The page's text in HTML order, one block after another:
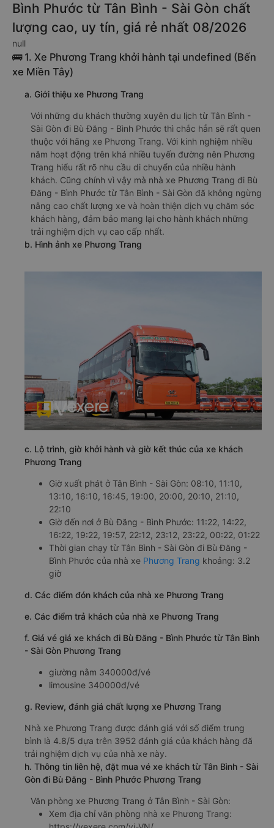
Bình Phước từ Tân Bình - Sài Gòn chất
lượng cao, uy tín, giá rẻ nhất 08/2026
null
🚌 1. Xe Phương Trang khởi hành tại undefined (Bến
xe Miền Tây)
a. Giới thiệu xe Phương Trang
Với những du khách thường xuyên du lịch từ Tân Bình -
Sài Gòn đi Bù Đăng - Bình Phước thì chắc hẳn sẽ rất quen
thuộc với hãng xe Phương Trang. Với kinh nghiệm nhiều
năm hoạt động trên khá nhiều tuyến đường nên Phương
Trang hiểu rất rõ nhu cầu di chuyển của nhiều hành
khách. Cũng chính vì vậy mà nhà xe Phương Trang đi Bù
Đăng - Bình Phước từ Tân Bình - Sài Gòn đã không ngừng
nâng cao chất lượng xe và hoàn thiện dịch vụ chăm sóc
khách hàng, đảm bảo mang lại cho hành khách những
trải nghiệm dịch vụ cao cấp nhất.
b. Hình ảnh xe Phương Trang
c. Lộ trình, giờ khởi hành và giờ kết thúc của xe khách
Phương Trang
Giờ xuất phát ở Tân Bình - Sài Gòn: 08:10, 11:10,
13:10, 16:10, 16:45, 19:00, 20:00, 20:10, 21:10,
22:10
Giờ đến nơi ở Bù Đăng - Bình Phước: 11:22, 14:22,
16:22, 19:22, 19:57, 22:12, 23:12, 23:22, 00:22, 01:22
Thời gian chạy từ Tân Bình - Sài Gòn đi Bù Đăng -
Bình Phước của nhà xe Phương Trang khoảng: 3.2
giờ
d. Các điểm đón khách của nhà xe Phương Trang
e. Các điểm trả khách của nhà xe Phương Trang
f. Giá vé giá xe khách đi Bù Đăng - Bình Phước từ Tân Bình
- Sài Gòn Phương Trang
giường nằm 340000đ/vé
limousine 340000đ/vé
g. Review, đánh giá chất lượng xe Phương Trang
Nhà xe Phương Trang được đánh giá với số điểm trung
bình là 4.8/5 dựa trên 3952 đánh giá của khách hàng đã
trải nghiệm dịch vụ của nhà xe này.
h. Thông tin liên hệ, đặt mua vé xe khách từ Tân Bình - Sài
Gòn đi Bù Đăng - Bình Phước Phương Trang
Văn phòng xe Phương Trang ở Tân Bình - Sài Gòn:
Xem địa chỉ văn phòng nhà xe Phương Trang: